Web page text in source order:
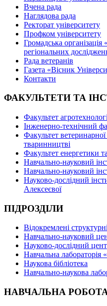
Вчена рада
Наглядова рада
Ректорат університету
Профком університету
Громадська
регіональних
Рада ветеранів
Газета «Вісник
Контакти
ФАКУЛЬТЕТИ ТА
Факультет
Інженерно-технічний
Факультет
тваринництві
Факультет енергетики
Навчально-науковий
Навчально-науковий
Науково-дослідний
Алексеєвої
ПІДРОЗДІЛИ
Відокремлені
Навчально-науковий
Науково-дослідний
Навчальна лабораторія
Наукова бібліотека
Навчально-наукова
НАВЧАЛЬНА